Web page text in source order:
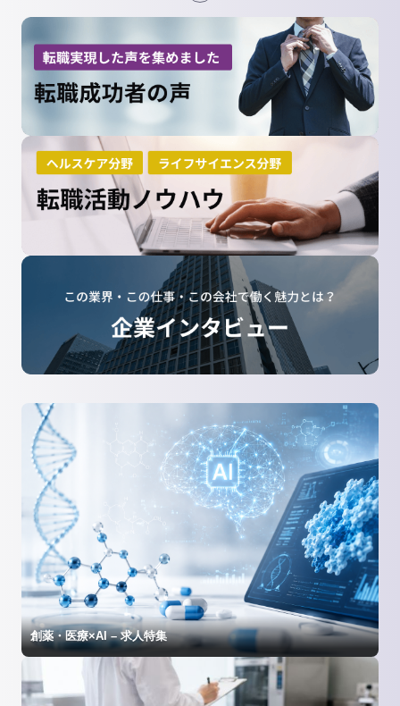
創薬・医療×AI – 求人特集